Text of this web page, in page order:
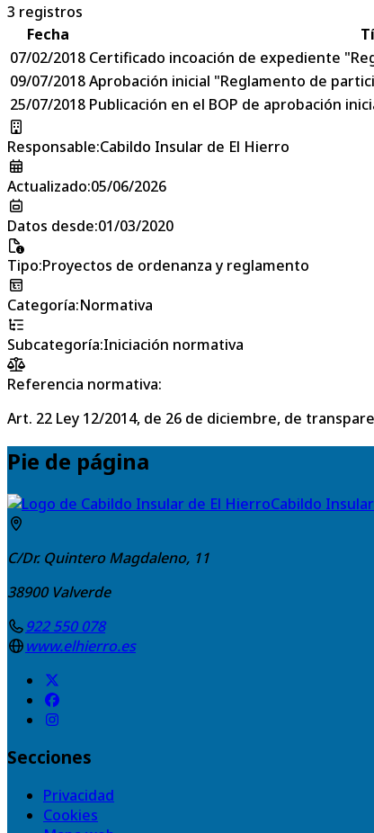
3 registros
Fecha
07/02/2018 Certificado incoación de expediente
09/07/2018Aprobación inicial "Reglamento de
25/07/2018 Publicación en el BOP de aprobación
Responsable:Cabildo Insular de El Hierro
Actualizado:05/06/2026
Datos desde:01/03/2020
Tipo:Proyectos de ordenanza y reglamento
Categoría:Normativa
Subcategoría:Iniciación normativa
Referencia normativa:
Art. 22 Ley 12/2014, de 26 de diciembre, de
Pie de página
Cabildo
C/Dr. Quintero Magdaleno, 11
38900 Valverde
922 550 078
www.elhierro.es
Secciones
Privacidad
Cookies